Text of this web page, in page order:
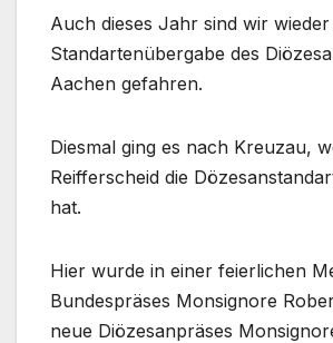
Auch dieses Jahr sind wir
Standartenübergabe des
Aachen gefahren.
Diesmal ging es nach Kreuzau,
Reifferscheid die
hat.
Hier wurde in einer feierlichen
Bundespräses Monsignore
neue Diözesanpräses